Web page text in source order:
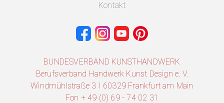
Kontakt
BUNDESVERBAND KUNSTHANDWERK
Berufsverband Handwerk Kunst Design e. V.
Windmühlstraße 3 I 60329 Frankfurt am Main
Fon + 49 (0) 69 - 74 02 31